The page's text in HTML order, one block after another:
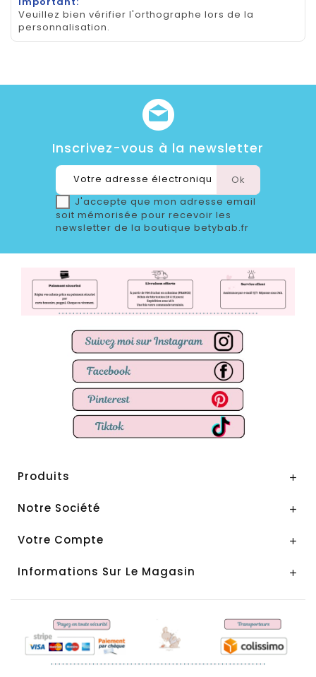
Veuillez bien vérifier l'orthographe lors de la
personnalisation.
Inscrivez-vous à la newsletter
J'accepte que mon adresse email
soit mémorisée pour recevoir les
newsletter de la boutique betybab.fr
Produits 
Notre Société 
Votre Compte 
Informations Sur Le Magasin 